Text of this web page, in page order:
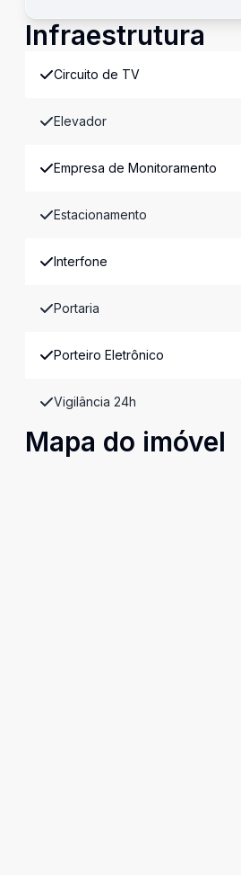
Infraestrutura
Circuito de TV
Elevador
Empresa de Monitoramento
Estacionamento
Interfone
Portaria
Porteiro Eletrônico
Vigilância 24h
Mapa do imóvel